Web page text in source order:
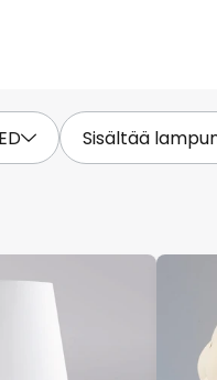
Sisältää